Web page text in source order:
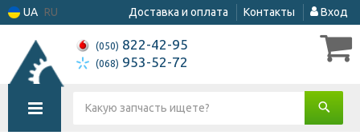
UA RU Доставка и оплата Контакты Вход
(050) 822-42-95
(068) 953-52-72